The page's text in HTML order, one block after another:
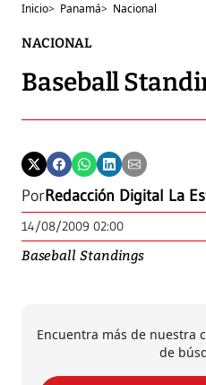
Inicio> Panamá> Nacional
NACIONAL
Baseball
PorRedacción Digital La
14/08/2009 02:00
Baseball Standings
Encuentra más de nuestra
de